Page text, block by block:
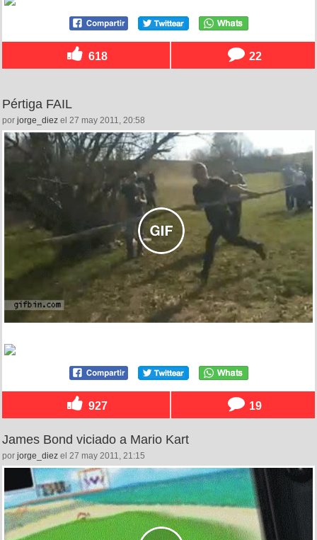
618 22
Pértiga FAIL
por jorge_diez el 27 may 2011, 20:58
927 19
James Bond viciado a Mario Kart
por jorge_diez el 27 may 2011, 21:15